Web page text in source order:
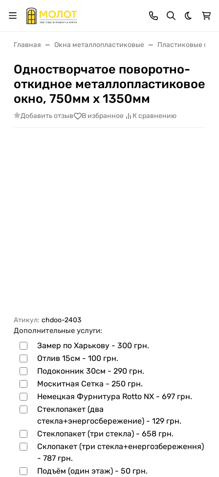
Темная
Главная Окна металлопластиковые Пластиковые
Одностворчатое поворотно-
откидное металлопластиковое
окно, 750мм х 1350мм
Добавить отзыв В избранное К сравнению
Атикул: chdoo-2403
Дополнительные услуги:
Замер по Харькову - 300 грн.
Отлив 15см - 100 грн.
Подоконник 30см - 290 грн.
Москитная Сетка - 250 грн.
Немецкая Фурнитура Rotto NX - 697 грн.
Стеклопакет (два
стекла+энергосбережение) - 129 грн.
Стеклопакет (три стекла) - 658 грн.
Склопакет (три стекла+енергозбереження)
- 787 грн.
Подъём (один этаж) - 50 грн.